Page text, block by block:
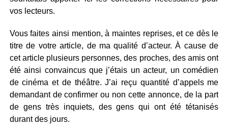
vos lecteurs.
Vous faites ainsi mention, à maintes reprises, et ce dès le
titre de votre article, de ma qualité d’acteur. À cause de
cet article plusieurs personnes, des proches, des amis ont
été ainsi convaincus que j’étais un acteur, un comédien
de cinéma et de théâtre. J’ai reçu quantité d’appels me
demandant de confirmer ou non cette annonce, de la part
de gens très inquiets, des gens qui ont été tétanisés
durant des jours.